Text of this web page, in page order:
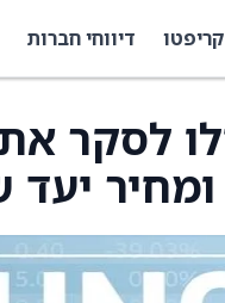
קריפטו דיווחי חברות